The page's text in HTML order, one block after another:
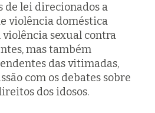
de lei direcionados a
violência doméstica
sexual contra
mas também
das vitimadas,
com os debates sobre
dos idosos.